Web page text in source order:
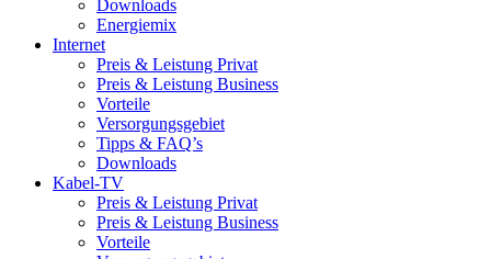
Downloads
Energiemix
Internet
Preis & Leistung Privat
Preis & Leistung Business
Vorteile
Versorgungsgebiet
Tipps & FAQ’s
Downloads
Kabel-TV
Preis & Leistung Privat
Preis & Leistung Business
Vorteile